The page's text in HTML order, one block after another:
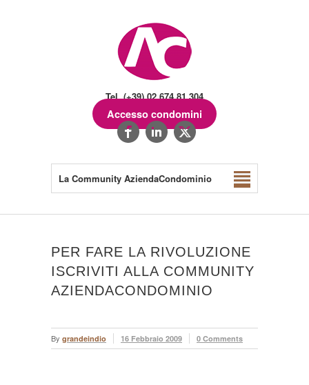
Tel. (+39) 02.674.81.304
Accesso condomini
La Community AziendaCondominio
PER FARE LA RIVOLUZIONE
ISCRIVITI ALLA COMMUNITY
AZIENDACONDOMINIO
By grandeindio 16 Febbraio 2009 0 Comments